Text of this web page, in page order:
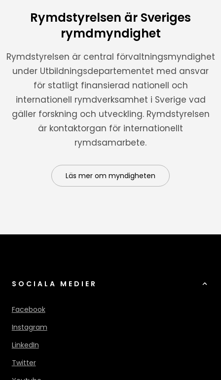
Rymdstyrelsen är Sveriges
rymdmyndighet
Rymdstyrelsen är central förvaltningsmyndighet
under Utbildningsdepartementet med ansvar
för statligt finansierad nationell och
internationell rymdverksamhet i Sverige vad
gäller forskning och utveckling. Rymdstyrelsen
är kontaktorgan för internationellt
rymdsamarbete.
Läs mer om myndigheten
SOCIALA MEDIER
Facebook
Instagram
LinkedIn
Twitter